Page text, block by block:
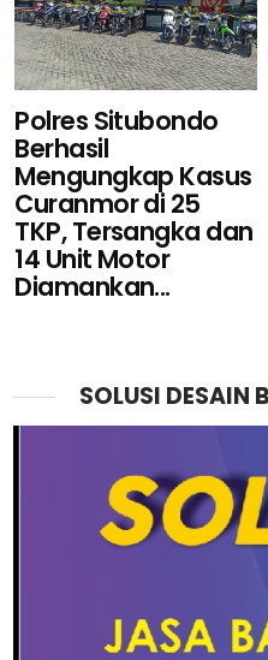
Polres Situbondo
Berhasil
Mengungkap Kasus
Curanmor di 25
TKP, Tersangka dan
14 Unit Motor
Diamankan...
SOLUSI DESAIN